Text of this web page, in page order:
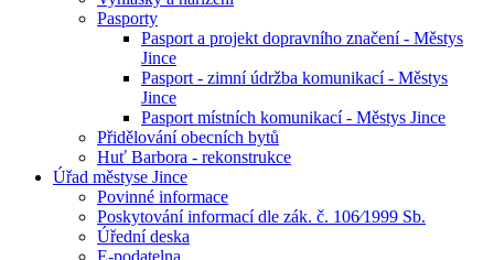
Pasporty
Pasport a projekt dopravního značení - Městys
Jince
Pasport - zimní údržba komunikací - Městys
Jince
Pasport místních komunikací - Městys Jince
Přidělování obecních bytů
Huť Barbora - rekonstrukce
Úřad městyse Jince
Povinné informace
Poskytování informací dle zák. č. 106⁄1999 Sb.
Úřední deska
E-podatelna